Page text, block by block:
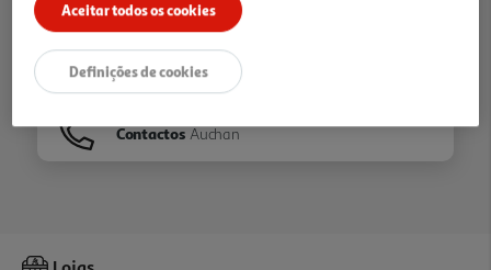
Folhetos
Contactos Auchan
Aceitar todos os cookies
Definições de cookies